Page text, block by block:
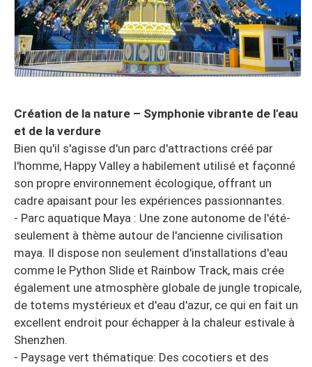
Création de la nature – Symphonie vibrante de l'eau
et de la verdure
Bien qu'il s'agisse d'un parc d'attractions créé par
l'homme, Happy Valley a habilement utilisé et façonné
son propre environnement écologique, offrant un
cadre apaisant pour les expériences passionnantes.
- Parc aquatique Maya : Une zone autonome de l'été-
seulement à thème autour de l'ancienne civilisation
maya. Il dispose non seulement d'installations d'eau
comme le Python Slide et Rainbow Track, mais crée
également une atmosphère globale de jungle tropicale,
de totems mystérieux et d'eau d'azur, ce qui en fait un
excellent endroit pour échapper à la chaleur estivale à
Shenzhen.
- Paysage vert thématique: Des cocotiers et des